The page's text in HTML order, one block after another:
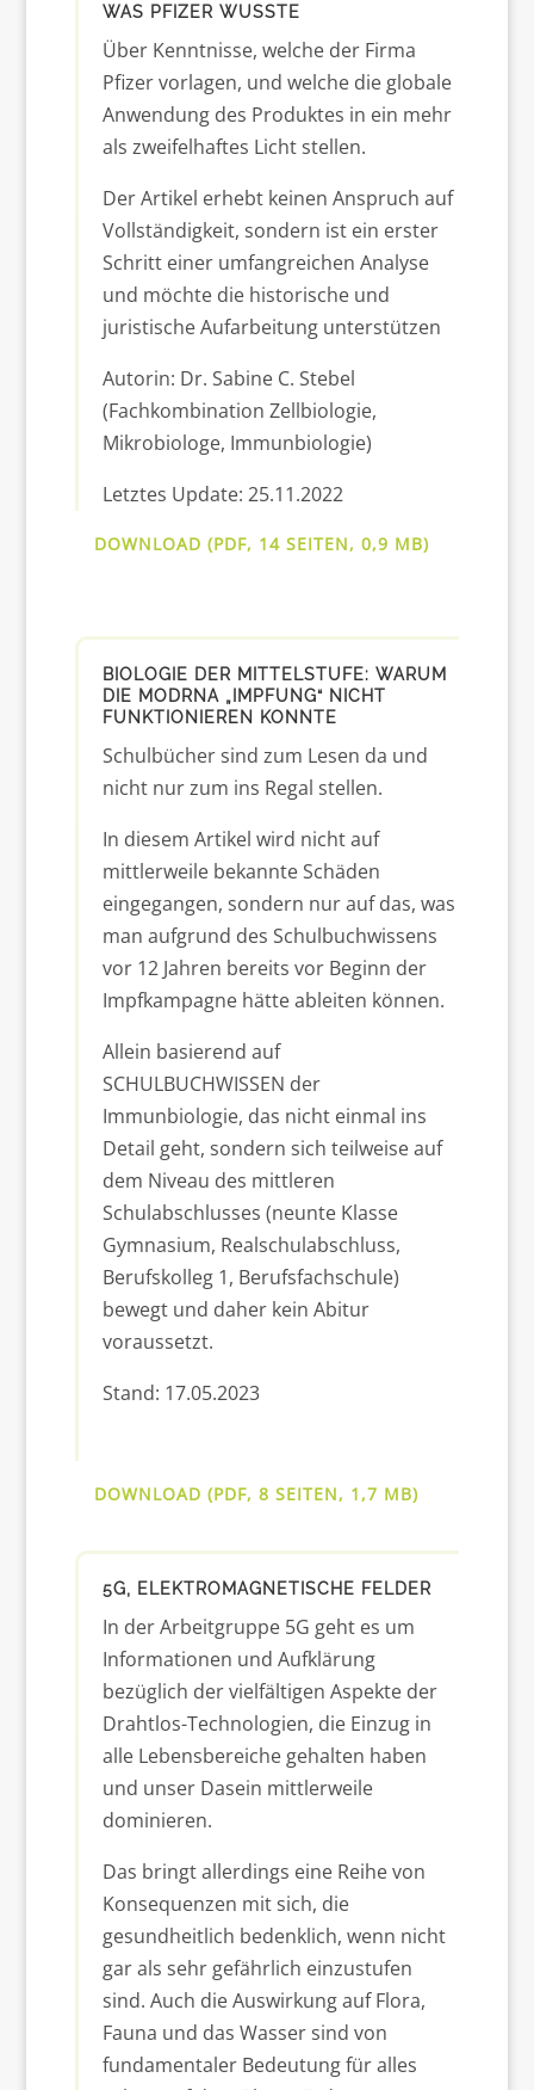
WAS PFIZER WUSSTE
Über Kenntnisse, welche der Firma
Pfizer vorlagen, und welche die globale
Anwendung des Produktes in ein mehr
als zweifelhaftes Licht stellen.
Der Artikel erhebt keinen Anspruch auf
Vollständigkeit, sondern ist ein erster
Schritt einer umfangreichen Analyse
und möchte die historische und
juristische Aufarbeitung unterstützen
Autorin: Dr. Sabine C. Stebel
(Fachkombination Zellbiologie,
Mikrobiologe, Immunbiologie)
Letztes Update: 25.11.2022
DOWNLOAD (PDF, 14 SEITEN, 0,9 MB)
BIOLOGIE DER MITTELSTUFE: WARUM
DIE MODRNA „IMPFUNG“ NICHT
FUNKTIONIEREN KONNTE
Schulbücher sind zum Lesen da und
nicht nur zum ins Regal stellen.
In diesem Artikel wird nicht auf
mittlerweile bekannte Schäden
eingegangen, sondern nur auf das, was
man aufgrund des Schulbuchwissens
vor 12 Jahren bereits vor Beginn der
Impfkampagne hätte ableiten können.
Allein basierend auf
SCHULBUCHWISSEN der
Immunbiologie, das nicht einmal ins
Detail geht, sondern sich teilweise auf
dem Niveau des mittleren
Schulabschlusses (neunte Klasse
Gymnasium, Realschulabschluss,
Berufskolleg 1, Berufsfachschule)
bewegt und daher kein Abitur
voraussetzt.
Stand: 17.05.2023
DOWNLOAD (PDF, 8 SEITEN, 1,7 MB)
5G, ELEKTROMAGNETISCHE FELDER
In der Arbeitgruppe 5G geht es um
Informationen und Aufklärung
bezüglich der vielfältigen Aspekte der
Drahtlos-Technologien, die Einzug in
alle Lebensbereiche gehalten haben
und unser Dasein mittlerweile
dominieren.
Das bringt allerdings eine Reihe von
Konsequenzen mit sich, die
gesundheitlich bedenklich, wenn nicht
gar als sehr gefährlich einzustufen
sind. Auch die Auswirkung auf Flora,
Fauna und das Wasser sind von
fundamentaler Bedeutung für alles